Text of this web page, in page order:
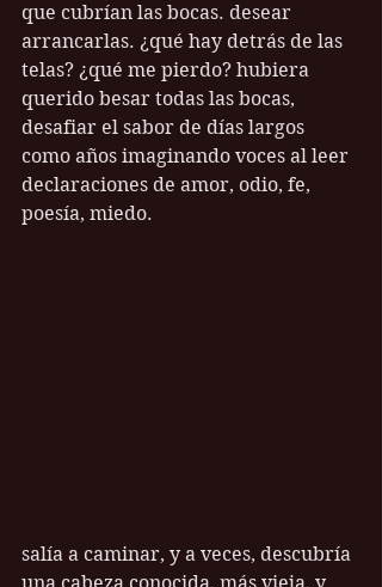
que cubrían las bocas. desear
arrancarlas. ¿qué hay detrás de las
telas? ¿qué me pierdo? hubiera
querido besar todas las bocas,
desafiar el sabor de días largos
como años imaginando voces al leer
declaraciones de amor, odio, fe,
poesía, miedo.
salía a caminar, y a veces, descubría